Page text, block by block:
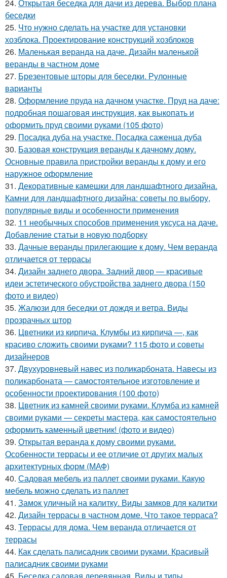
24. Открытая беседка для дачи из дерева. Выбор плана
беседки
25. Что нужно сделать на участке для установки
хозблока. Проектирование конструкций хозблоков
26. Маленькая веранда на даче. Дизайн маленькой
веранды в частном доме
27. Брезентовые шторы для беседки. Рулонные
варианты
28. Оформление пруда на дачном участке. Пруд на даче:
подробная пошаговая инструкция, как выкопать и
оформить пруд своими руками (105 фото)
29. Посадка дуба на участке. Посадка саженца дуба
30. Базовая конструкция веранды к дачному дому.
Основные правила пристройки веранды к дому и его
наружное оформление
31. Декоративные камешки для ландшафтного дизайна.
Камни для ландшафтного дизайна: советы по выбору,
популярные виды и особенности применения
32. 11 необычных способов применения уксуса на даче.
Добавление статьи в новую подборку
33. Дачные веранды прилегающие к дому. Чем веранда
отличается от террасы
34. Дизайн заднего двора. Задний двор — красивые
идеи эстетического обустройства заднего двора (150
фото и видео)
35. Жалюзи для беседки от дождя и ветра. Виды
прозрачных штор
36. Цветники из кирпича. Клумбы из кирпича —, как
красиво сложить своими руками? 115 фото и советы
дизайнеров
37. Двухуровневый навес из поликарбоната. Навесы из
поликарбоната — самостоятельное изготовление и
особенности проектирования (100 фото)
38. Цветник из камней своими руками. Клумба из камней
своими руками — секреты мастера, как самостоятельно
оформить каменный цветник! (фото и видео)
39. Открытая веранда к дому своими руками.
Особенности террасы и ее отличие от других малых
архитектурных форм (МАФ)
40. Садовая мебель из паллет своими руками. Какую
мебель можно сделать из паллет
41. Замок уличный на калитку. Виды замков для калитки
42. Дизайн террасы в частном доме. Что такое терраса?
43. Террасы для дома. Чем веранда отличается от
террасы
44. Как сделать палисадник своими руками. Красивый
палисадник своими руками